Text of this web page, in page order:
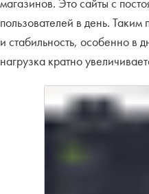
пользователей в день.
и стабильность, особенно в
нагрузка кратно